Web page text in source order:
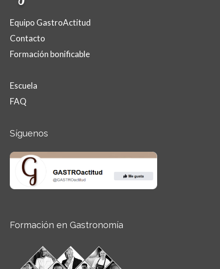
Equipo GastroActitud
Contacto
Formación bonificable
Escuela
FAQ
Síguenos
Formación en Gastronomía